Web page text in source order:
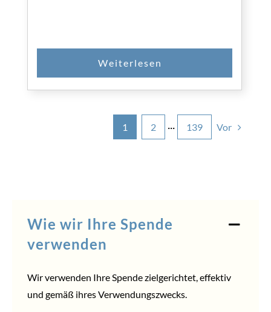
1 2 ··· 139 Vor
Wie wir Ihre Spende
verwenden
Wir verwenden Ihre Spende zielgerichtet, effektiv
und gemäß ihres Verwendungszwecks.